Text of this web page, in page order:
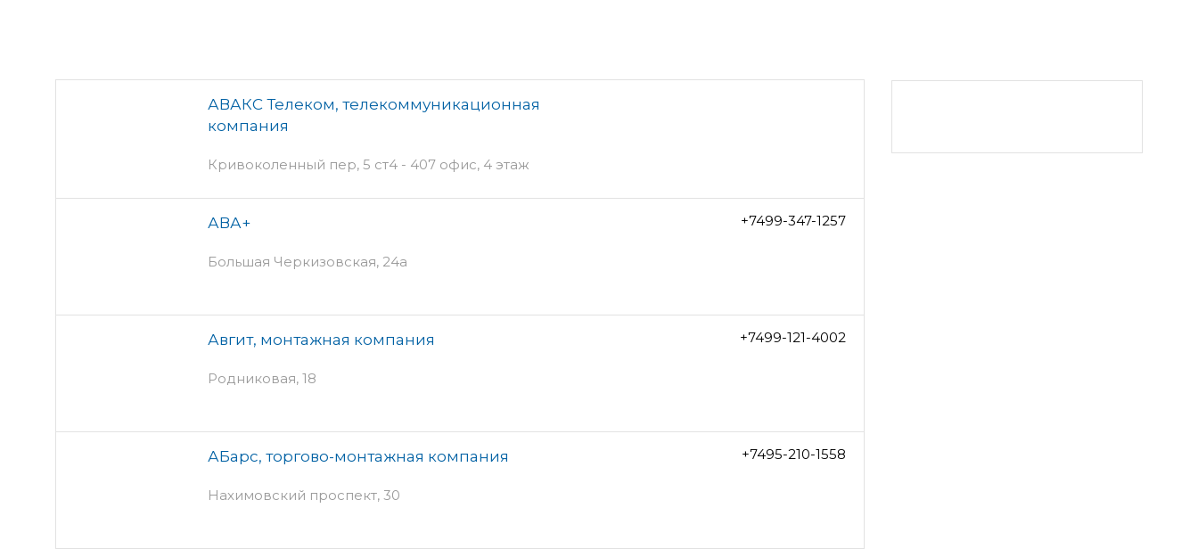
АВАКС Телеком, телекоммуникационная
компания
Кривоколенный пер, 5 ст4 - 407 офис, 4 этаж
АВА+
Большая Черкизовская, 24а
+7499-347-1257
Авгит, монтажная компания
Родниковая, 18
+7499-121-4002
АБарс, торгово-монтажная компания
Нахимовский проспект, 30
+7495-210-1558